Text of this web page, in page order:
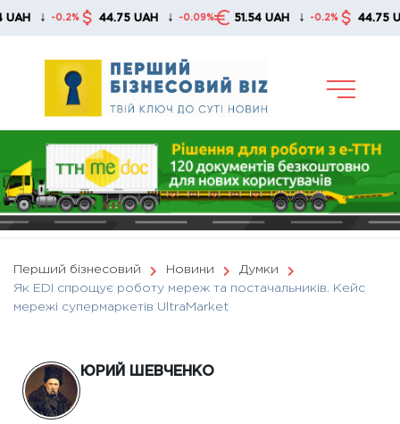
Skip
-0.2% 44.75 UAH ↓ -0.09% 51.54 UAH ↓ -0.2% 44.75 UAH ↓ -
Перший бізнесовий Новини
Думки
Як EDI спрощує роботу мереж та постачальників. Кейс
мережі супермаркетів UltraMarket
ЮРИЙ ШЕВЧЕНКО